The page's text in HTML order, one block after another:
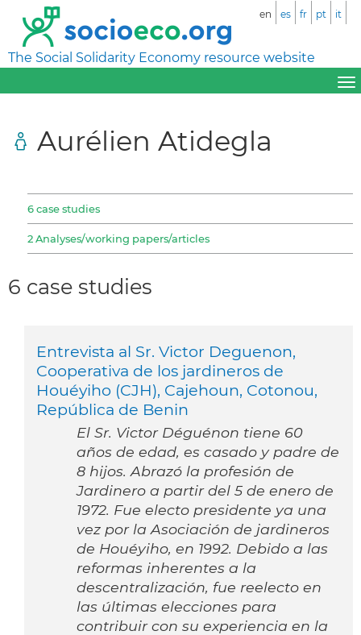
The Social Solidarity Economy resource website
en es fr pt it
Aurélien Atidegla
6 case studies
2 Analyses/working papers/articles
6 case studies
Entrevista al Sr. Victor Deguenon,
Cooperativa de los jardineros de
Houéyiho (CJH), Cajehoun, Cotonou,
República de Benin
El Sr. Victor Déguénon tiene 60
años de edad, es casado y padre de
8 hijos. Abrazó la profesión de
Jardinero a partir del 5 de enero de
1972. Fue electo presidente ya una
vez por la Asociación de jardineros
de Houéyiho, en 1992. Debido a las
reformas inherentes a la
descentralización, fue reelecto en
las últimas elecciones para
contribuir con su experiencia en la